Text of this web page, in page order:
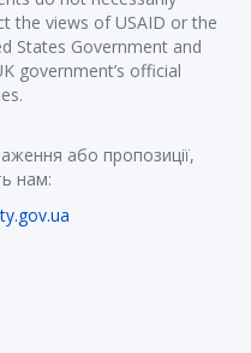
the views of USAID or the
States Government and
government’s official
або пропозиції,
нам: